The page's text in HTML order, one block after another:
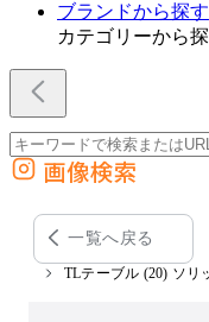
ブランドから探す
カテゴリーから
外部サイトの商品をカートに追
他のサイトで見つけた商品ページの
画像検索
一覧へ戻る
TLテーブル (20) ソリ